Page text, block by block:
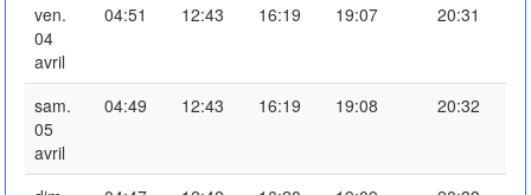
ven.
04
avril
04:51 12:43 16:19 19:07 20:31
sam.
05
avril
04:49 12:43 16:19 19:08 20:32